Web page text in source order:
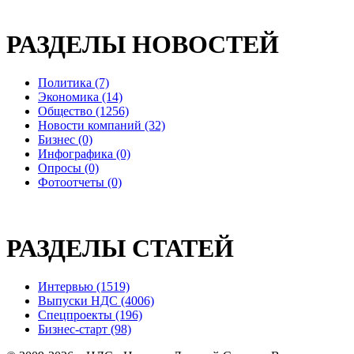
РАЗДЕЛЫ НОВОСТЕЙ
Политика (7)
Экономика (14)
Общество (1256)
Новости компаний (32)
Бизнес (0)
Инфографика (0)
Опросы (0)
Фотоотчеты (0)
РАЗДЕЛЫ СТАТЕЙ
Интервью (1519)
Выпуски НДС (4006)
Спецпроекты (196)
Бизнес-старт (98)